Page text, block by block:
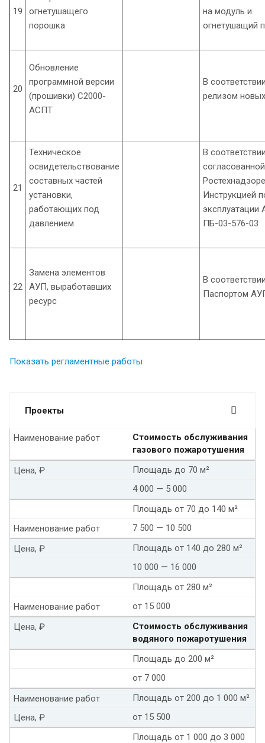
19
огнетушащего
порошка
на модуль и
огнетушащий
20
Обновление
программной версии
(прошивки) С2000-
АСПТ
В
релизом
21
Техническое
освидетельствование
составных частей
установки,
работающих под
давлением
В
Инструкцией
эксплуатации
ПБ-03-576-03
22
Замена элементов
АУП, выработавших
ресурс
В
Паспортом
Показать регламентные работы
Проекты
Стоимость обслуживания
газового пожаротушения
Наименование работ
Площадь до 70 м²
Цена, ₽
4 000 — 5 000
Площадь от 70 до 140 м²
7 500 — 10 500
Наименование работ
Площадь от 140 до 280 м²
Цена, ₽
10 000 — 16 000
Площадь от 280 м²
от 15 000
Наименование работ
Стоимость обслуживания
водяного пожаротушения
Цена, ₽
Площадь до 200 м²
от 7 000
Площадь от 200 до 1 000 м²
Наименование работ
от 15 500
Цена, ₽
Площадь от 1 000 до 3 000